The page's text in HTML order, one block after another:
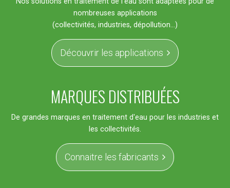
nombreuses applications
(collectivités, industries, dépollution...)
Découvrir les applications
MARQUES DISTRIBUÉES
De grandes marques en traitement d'eau pour les industries et
les collectivités.
Connaitre les fabricants